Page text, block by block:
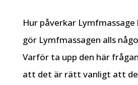
Hur påverkar Lymfmassage
gör Lymfmassagen alls
Varför ta upp den här
att det är rätt vanligt att